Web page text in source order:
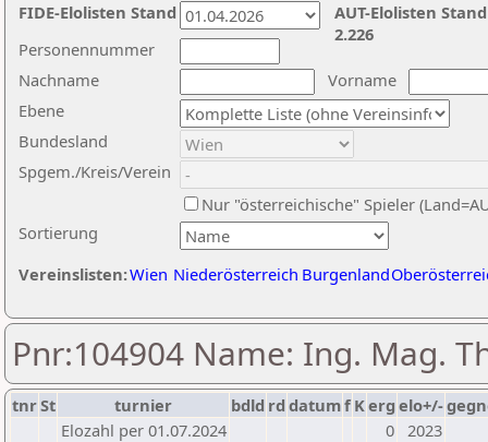
Nachname
Vorname
Ebene
Sortierung
Personennummer
Bundesland
Spgem./Kreis/Verein
Nur "österreichische" Spieler
Vereinslisten:Wien Niederösterreich Burgenland
AUT-Elolisten
2.226
FIDE-Elolisten Stand
Pnr:104904 Name: Ing. Mag.
tnrSt turnier bdld rd datumf Kerg elo+/-
Elozahl per 01.07.2024
0 2023